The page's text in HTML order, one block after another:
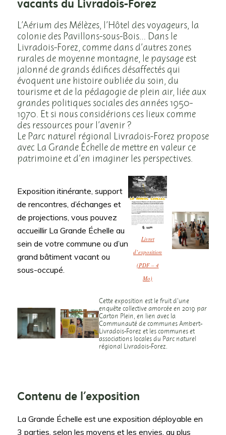
vacants du Livradois-Forez
L’Aérium des Mélèzes, l’Hôtel des voyageurs, la
colonie des Pavillons-sous-Bois… Dans le
Livradois-Forez, comme dans d’autres zones
rurales de moyenne montagne, le paysage est
jalonné de grands édifices désaffectés qui
évoquent une histoire oubliée du soin, du
tourisme et de la pédagogie de plein air, liée aux
grandes politiques sociales des années 1950-
1970. Et si nous considérions ces lieux comme
des ressources pour l’avenir ?
Le Parc naturel régional Livradois-Forez propose
avec La Grande Échelle de mettre en valeur ce
patrimoine et d’en imaginer les perspectives.
Exposition itinérante, support
de rencontres, d’échanges et
de projections, vous pouvez
accueillir La Grande Échelle au
sein de votre commune ou d’un
grand bâtiment vacant ou
sous-occupé.
Livret
d’exposition
(PDF – 4
Mo)
Cette exposition est le fruit d’une
enquête collective amorcée en 2019 par
Carton Plein, en lien avec la
Communauté de communes Ambert-
Livradois-Forez et les communes et
associations locales du Parc naturel
régional Livradois-Forez.
Contenu de l’exposition
La Grande Échelle est une exposition déployable en
3 parties, selon les moyens et les envies, au plus